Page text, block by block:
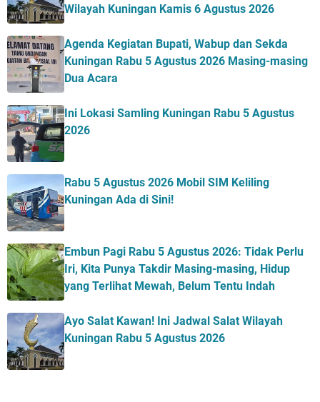
Wilayah Kuningan Kamis 6 Agustus 2026
Agenda Kegiatan Bupati, Wabup dan Sekda
Kuningan Rabu 5 Agustus 2026 Masing-masing
Dua Acara
Ini Lokasi Samling Kuningan Rabu 5 Agustus
2026
Rabu 5 Agustus 2026 Mobil SIM Keliling
Kuningan Ada di Sini!
Embun Pagi Rabu 5 Agustus 2026: Tidak Perlu
Iri, Kita Punya Takdir Masing-masing, Hidup
yang Terlihat Mewah, Belum Tentu Indah
Ayo Salat Kawan! Ini Jadwal Salat Wilayah
Kuningan Rabu 5 Agustus 2026